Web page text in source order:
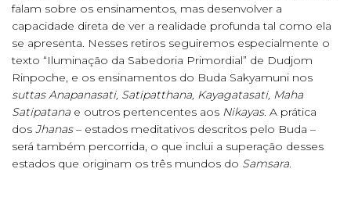
falam sobre os ensinamentos, mas desenvolver a
capacidade direta de ver a realidade profunda tal como ela
se apresenta. Nesses retiros seguiremos especialmente o
texto “Iluminação da Sabedoria Primordial” de Dudjom
Rinpoche, e os ensinamentos do Buda Sakyamuni nos
suttas Anapanasati, Satipatthana, Kayagatasati, Maha
Satipatana e outros pertencentes aos Nikayas. A prática
dos Jhanas– estados meditativos descritos pelo Buda –
será também percorrida, o que inclui a superação desses
estados que originam os três mundos do Samsara.